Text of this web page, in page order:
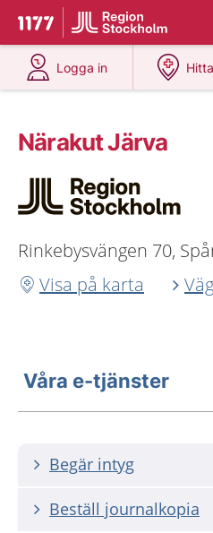
Till startsidan för 1177
Du har valt region
Logga in
på 1177.se
Närakut Järva
Rinkebysvängen 70,
Visa på karta
Våra e-tjänster
Begär intyg
Beställ journalkopia